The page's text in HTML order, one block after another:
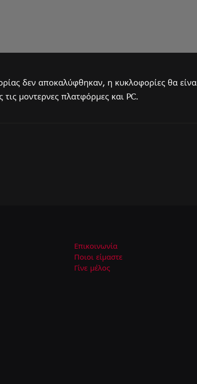
δεν αποκαλύφθηκαν, η κυκλοφορίες θα
μοντερνες πλατφόρμες και PC.
Επικοινωνία
Ποιοι είμαστε
Γίνε μέλος